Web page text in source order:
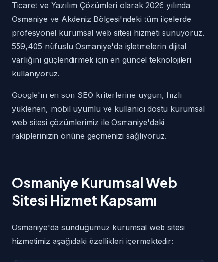
Ticaret ve Yazılım Çözümleri olarak 2026 yılında
Osmaniye ve Akdeniz Bölgesi'ndeki tüm ilçelerde
profesyonel kurumsal web sitesi hizmeti sunuyoruz.
559,405 nüfuslu Osmaniye'da işletmelerin dijital
varlığını güçlendirmek için en güncel teknolojileri
kullanıyoruz.
Google'ın en son SEO kriterlerine uygun, hızlı
yüklenen, mobil uyumlu ve kullanıcı dostu kurumsal
web sitesi çözümlerimiz ile Osmaniye'daki
rakiplerinizin önüne geçmenizi sağlıyoruz.
Osmaniye Kurumsal Web
Sitesi Hizmet Kapsamı
Osmaniye'da sunduğumuz kurumsal web sitesi
hizmetimiz aşağıdaki özellikleri içermektedir: